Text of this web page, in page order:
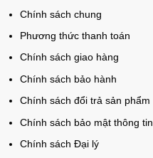
Chính sách chung
Phương thức thanh toán
Chính sách giao hàng
Chính sách bảo hành
Chính sách đổi trả sản phẩm
Chính sách bảo mật thông tin
Chính sách Đại lý